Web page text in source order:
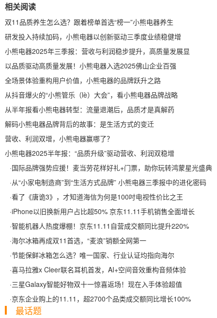
相关阅读
双11品质养生怎么选？跟着榜单首选“榜一”小熊电器养生
研发投入持续加码，小熊电器以创新驱动三季度业绩稳健增
小熊电器2025年三季报：营收与利润稳步提升，高质量发展显
以品质驱动高质量发展！小熊电器入选2025佛山企业百强
全场景体验重构用户价值，小熊电器的品牌跃升之路
从抖音爆火的“小熊管乐（lè）大会”，看小熊电器品牌战略
从半年报看小熊电器转型：流量退潮后，品质才是真解药
解码小熊电器品牌背后的故事：是生活方式的变迁
营收、利润双增，小熊电器赢哪了？
小熊电器2025半年报：“品质升级”驱动营收、利润双稳增
·国际品牌强势应援！麦当劳花样好礼+门票，助你玩转鸿蒙星光盛典
·从“小家电制造商”到“生活方式品牌” 小熊电器三季报中的进化密码
·看了《唐诡3》，才知道海信为何是100吋电视性价比之王
·iPhone以旧换新用户占比超50% 京东11.11手机销售全面增长
·智能机器人热度爆棚！京东11.11自营成交额同比提升220%
·海尔冰箱再成双11首选，“麦浪”销额全网第一
·节能保鲜冰箱怎么选？唯一国家、行业认证均指向海尔
·喜马拉雅x Cleer联名耳机首发，AI+空间音效重构音频体验
·三星Galaxy智能好物双十一惊喜返场！现在入手体验超值
·京东企业购上的11.11，超2700个品类成交额同比增长100%
最话题